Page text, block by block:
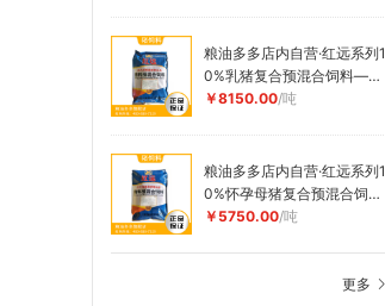
粮油多多店内自营·红远系列1
0%乳猪复合预混合饲料——
HY1001
￥8150.00/吨
粮油多多店内自营·红远系列1
0%怀孕母猪复合预混合饲料
——HY1005
￥5750.00/吨
更多